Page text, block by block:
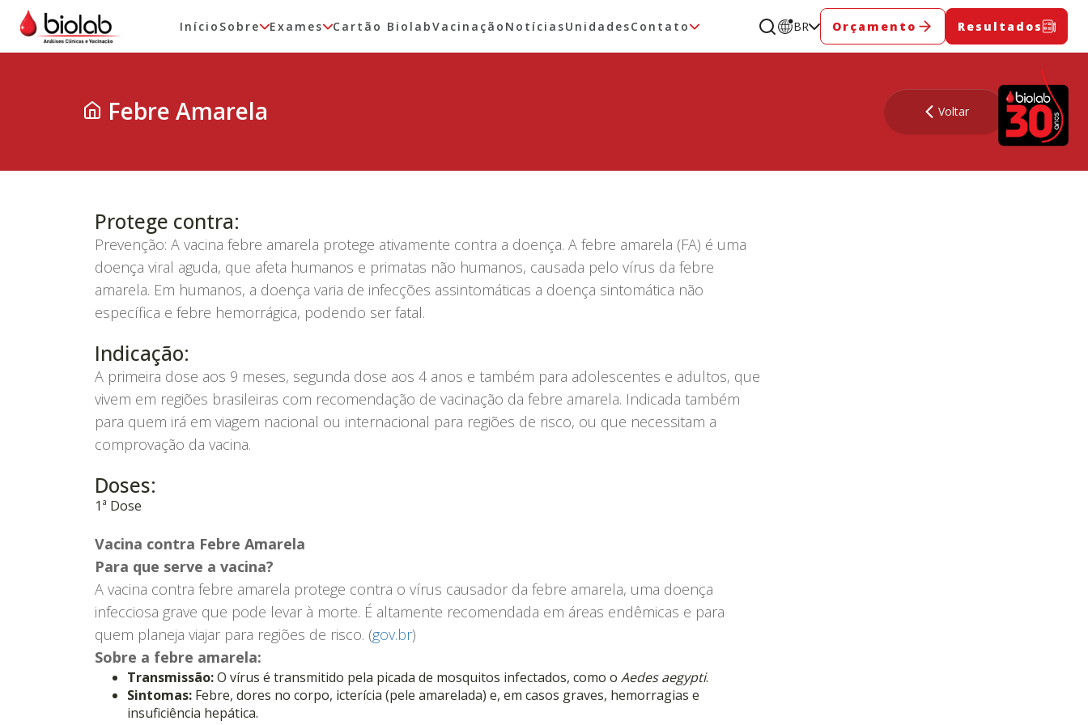
Início Sobre Exames Cartão BiolabVacinação NotíciasUnidadesContato BR Orçamento Resultados
Febre Amarela Voltar
Protege contra:
Prevenção: A vacina febre amarela protege ativamente contra a doença. A febre amarela (FA) é uma
doença viral aguda, que afeta humanos e primatas não humanos, causada pelo vírus da febre
amarela. Em humanos, a doença varia de infecções assintomáticas a doença sintomática não
específica e febre hemorrágica, podendo ser fatal.
Indicação:
A primeira dose aos 9 meses, segunda dose aos 4 anos e também para adolescentes e adultos, que
vivem em regiões brasileiras com recomendação de vacinação da febre amarela. Indicada também
para quem irá em viagem nacional ou internacional para regiões de risco, ou que necessitam a
comprovação da vacina.
Doses:
1ª Dose
Vacina contra Febre Amarela
Para que serve a vacina?
A vacina contra febre amarela protege contra o vírus causador da febre amarela, uma doença
infecciosa grave que pode levar à morte. É altamente recomendada em áreas endêmicas e para
quem planeja viajar para regiões de risco. (gov.br)
Sobre a febre amarela:
Transmissão:O vírus é transmitido pela picada de mosquitos infectados, como o Aedes aegypti.
Sintomas: Febre, dores no corpo, icterícia (pele amarelada) e, em casos graves, hemorragias e
insuficiência hepática.